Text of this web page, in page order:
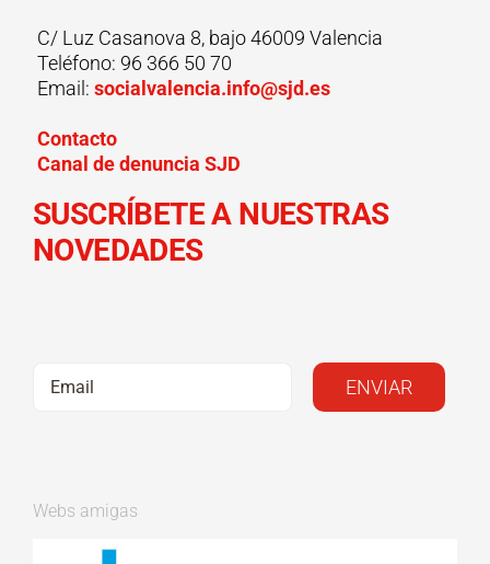
C/ Luz Casanova 8, bajo 46009 Valencia
Teléfono: 96 366 50 70
Email:socialvalencia.info@sjd.es
Contacto
Canal de denuncia SJD
SUSCRÍBETE A NUESTRAS
NOVEDADES
Webs amigas